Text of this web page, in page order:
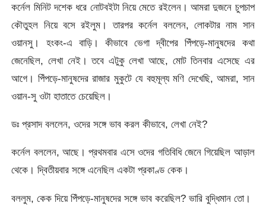
কর্নেল মিনিট দশেক ধরে নোটবইটা নিয়ে মেতে রইলেন। আমরা দুজনে চুপচাপ
কৌতুহল নিয়ে বসে রইলুম। তারপর কর্নেল বললেন, লোকটার নাম সান
ওয়ানসু। হংকং-এ বাড়ি। কীভাবে ভেগা দ্বীপের পিঁপড়ে-মানুষদের কথা
জেনেছিল, লেখা নেই। তবে এটুকু লেখা আছে, মোট তিনবার এসেছে এর
আগে। পিঁপড়ে-মানুষদের রাজার মুকুটে যে বহুমূল্য মণি দেখেছি, আমরা, সান
ওয়ান-সু ওটা হাতাতে চেয়েছিল।
ডঃ প্রসাদ বললেন, ওদের সঙ্গে ভাব করল কীভাবে, লেখা নেই?
কর্নেল বললেন, আছে। প্রথমবার এসে ওদের গতিবিধি জেনে গিয়েছিল আড়াল
থেকে। দ্বিতীয়বার সঙ্গে এনেছিল একটা প্রকাণ্ড কেক।
বললুম, কেক দিয়ে পিঁপড়ে-মানুষদের সঙ্গে ভাব করেছিল? ভারি বুদ্ধিমান তো।